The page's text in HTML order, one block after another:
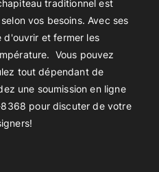
traditionnel est
vos besoins. Avec ses
d'ouvrir et fermer les
Vous pouvez
tout dépendant de
une soumission en ligne
pour discuter de votre